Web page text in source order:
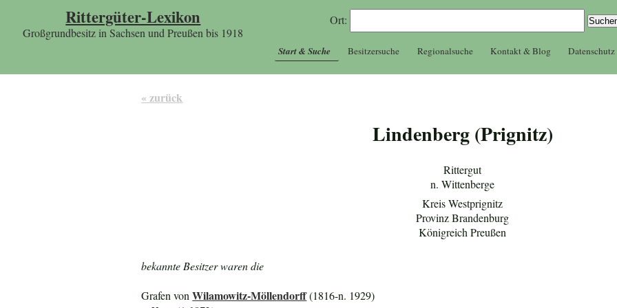
Rittergüter-Lexikon
Großgrundbesitz in Sachsen und Preußen bis 1918
Ort:
Start & Suche Besitzersuche Regionalsuche Kontakt & Blog Datenschutz
« zurück
Lindenberg (Prignitz)
Rittergut
n. Wittenberge
Kreis Westprignitz
Provinz Brandenburg
Königreich Preußen
bekannte Besitzer waren die
Grafen vonWilamowitz-Möllendorff(1816-n. 1929)